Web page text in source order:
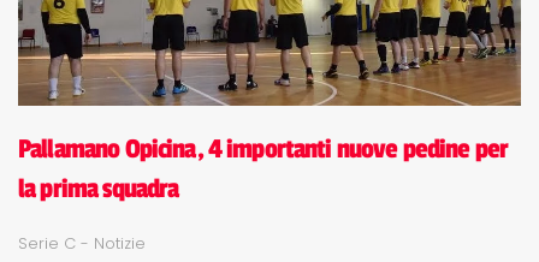
Pallamano Opicina, 4 importanti nuove pedine per
la prima squadra
Serie C - Notizie